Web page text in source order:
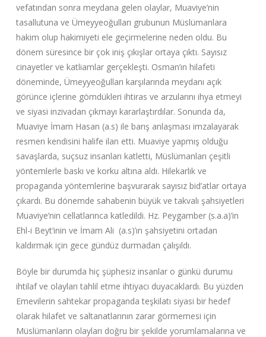
vefatından sonra meydana gelen olaylar, Muaviye’nin
tasallutuna ve Ümeyyeoğulları grubunun Müslümanlara
hakim olup hakimiyeti ele geçirmelerine neden oldu. Bu
dönem süresince bir çok iniş çıkışlar ortaya çıktı. Sayısız
cinayetler ve katliamlar gerçekleşti. Osman’ın hilafeti
döneminde, Ümeyyeoğulları karşılarında meydanı açık
görünce içlerine gömdükleri ihtiras ve arzularını ihya etmeyi
ve siyasi inzivadan çıkmayı kararlaştırdılar. Sonunda da,
Muaviye İmam Hasan (a.s) ile barış anlaşması imzalayarak
resmen kendisini halife ilan etti. Muaviye yapmış olduğu
savaşlarda, suçsuz insanları katletti, Müslümanları çeşitli
yöntemlerle baskı ve korku altına aldı. Hilekarlık ve
propaganda yöntemlerine başvurarak sayısız bid’atlar ortaya
çıkardı. Bu dönemde sahabenin büyük ve takvalı şahsiyetleri
Muaviye’nin cellatlarınca katledildi. Hz. Peygamber (s.a.a)’in
Ehl-i Beyt’inin ve İmam Ali (a.s)’ın şahsiyetini ortadan
kaldırmak için gece gündüz durmadan çalışıldı.
Böyle bir durumda hiç şüphesiz insanlar o günkü durumu
ihtilaf ve olayları tahlil etme ihtiyacı duyacaklardı. Bu yüzden
Emevilerin sahtekar propaganda teşkilatı siyasi bir hedef
olarak hilafet ve saltanatlarının zarar görmemesi için
Müslümanların olayları doğru bir şekilde yorumlamalarına ve